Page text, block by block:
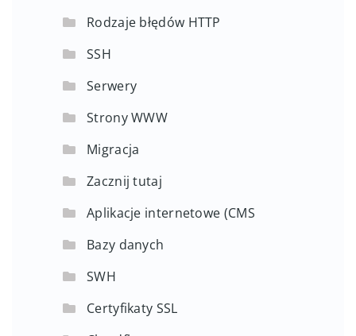
Rodzaje błędów HTTP
SSH
Serwery
Strony WWW
Migracja
Zacznij tutaj
Aplikacje internetowe (CMS
Bazy danych
SWH
Certyfikaty SSL